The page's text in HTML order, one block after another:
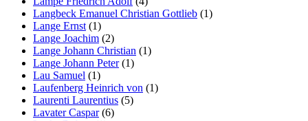
Langbeck Emanuel Christian Gottlieb (1)
Lange Ernst(1)
Lange Joachim (2)
Lange Johann Christian (1)
Lange Johann Peter(1)
Lau Samuel (1)
Laufenberg Heinrich von (1)
Laurenti Laurentius (5)
Lavater Caspar(6)